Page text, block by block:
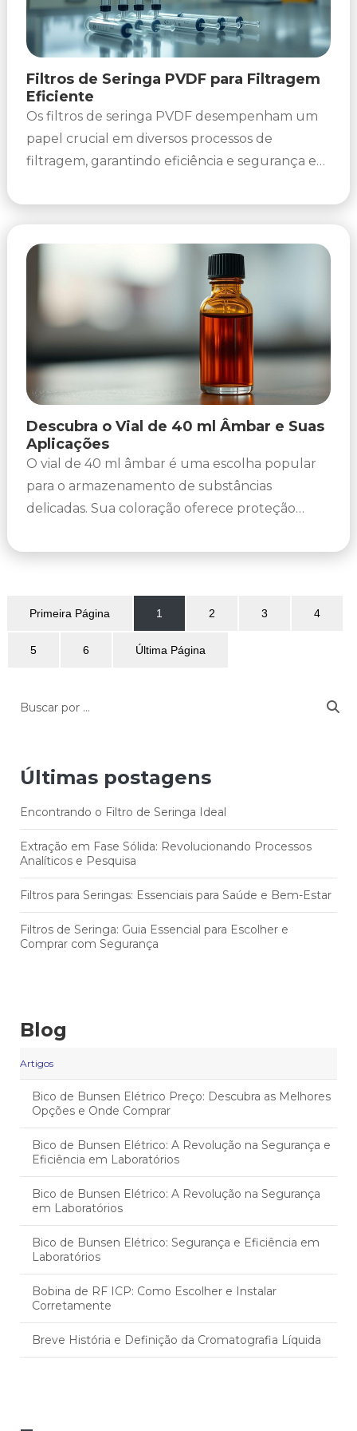
Filtros de Seringa PVDF para Filtragem
Eficiente
Os filtros de seringa PVDF desempenham um
papel crucial em diversos processos de
filtragem, garantindo eficiência e segurança em
resistência...
Descubra o Vial de 40 ml Âmbar e Suas
Aplicações
O vial de 40 ml âmbar é uma escolha popular
para o armazenamento de substâncias
delicadas. Sua coloração oferece proteção
Primeira Página 1 2 3 4
5 6 Última Página
Últimas postagens
Encontrando o Filtro de Seringa Ideal
Extração em Fase Sólida: Revolucionando Processos
Analíticos e Pesquisa
Filtros para Seringas: Essenciais para Saúde e Bem-Estar
Filtros de Seringa: Guia Essencial para Escolher e
Comprar com Segurança
Blog
Artigos
Bico de Bunsen Elétrico Preço: Descubra as Melhores
Opções e Onde Comprar
Bico de Bunsen Elétrico: A Revolução na Segurança e
Eficiência em Laboratórios
Bico de Bunsen Elétrico: A Revolução na Segurança
em Laboratórios
Bico de Bunsen Elétrico: Segurança e Eficiência em
Laboratórios
Bobina de RF ICP: Como Escolher e Instalar
Corretamente
Breve História e Definição da Cromatografia Líquida